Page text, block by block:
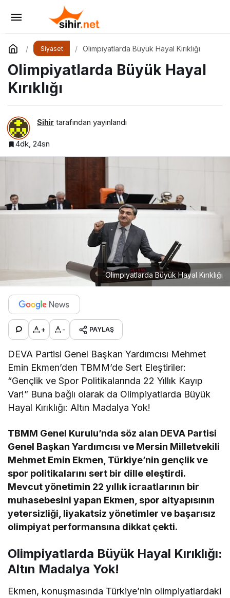
Siyaset Olimpiyatlarda Büyük Hayal Kırıklığı
Olimpiyatlarda Büyük Hayal
Kırıklığı
Sihir tarafından yayınlandı
4dk, 24sn
Olimpiyatlarda Büyük Hayal Kırıklığı
+ - PAYLAŞ
DEVA Partisi Genel Başkan Yardımcısı Mehmet
Emin Ekmen’den TBMM’de Sert Eleştiriler:
“Gençlik ve Spor Politikalarında 22 Yıllık Kayıp
Var!” Buna bağlı olarak da Olimpiyatlarda Büyük
Hayal Kırıklığı: Altın Madalya Yok!
TBMM Genel Kurulu’nda söz alan DEVA Partisi
Genel Başkan Yardımcısı ve Mersin Milletvekili
Mehmet Emin Ekmen, Türkiye’nin gençlik ve
spor politikalarını sert bir dille eleştirdi.
Mevcut yönetimin 22 yıllık icraatlarının bir
muhasebesini yapan Ekmen, spor altyapısının
yetersizliği, liyakatsiz yönetimler ve başarısız
olimpiyat performansına dikkat çekti.
Olimpiyatlarda Büyük Hayal Kırıklığı:
Altın Madalya Yok!
Ekmen, konuşmasında Türkiye’nin olimpiyatlardaki
Olimpiyatlarda Büyük Hayal Kırıklığı
Yorum Yap